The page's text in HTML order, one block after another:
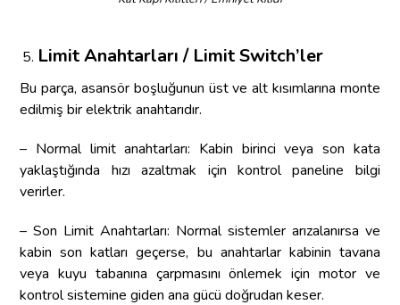
Limit Anahtarları / Limit Switch’ler
Bu parça, asansör boşluğunun üst ve alt kısımlarına monte
edilmiş bir elektrik anahtarıdır.
– Normal limit anahtarları: Kabin birinci veya son kata
yaklaştığında hızı azaltmak için kontrol paneline bilgi
verirler.
– Son Limit Anahtarları: Normal sistemler arızalanırsa ve
kabin son katları geçerse, bu anahtarlar kabinin tavana
veya kuyu tabanına çarpmasını önlemek için motor ve
kontrol sistemine giden ana gücü doğrudan keser.